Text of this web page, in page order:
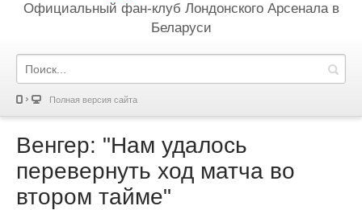
Официальный фан-клуб Лондонского Арсенала в
Беларуси
Полная версия сайта
Венгер: "Нам удалось
перевернуть ход матча во
втором тайме"